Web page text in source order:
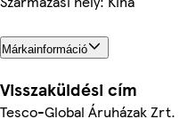
Márkainformáció
Visszaküldési cím
Tesco-Global Áruházak Zrt.